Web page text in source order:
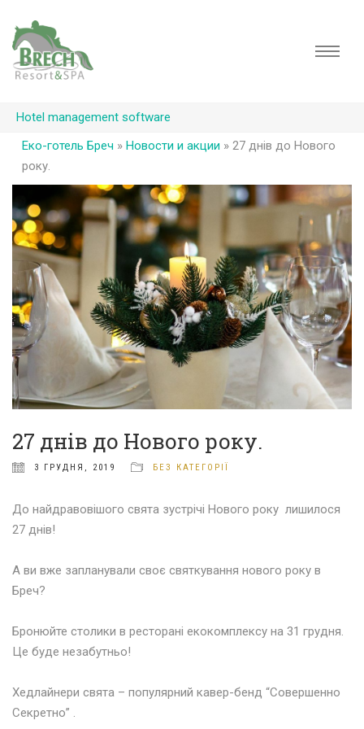
Hotel management software
Еко-готель Бреч » Новости и акции » 27 днів до Нового
року.
27 днів до Нового року.
3 ГРУДНЯ, 2019 БЕЗ КАТЕГОРІЇ
До найдравовішого свята зустрічі Нового року лишилося
27 днів!
А ви вже запланували своє святкування нового року в
Бреч?
Бронюйте столики в ресторані екокомплексу на 31 грудня.
Це буде незабутньо!
Хедлайнери свята – популярний кавер-бенд “Совершенно
Секретно” .